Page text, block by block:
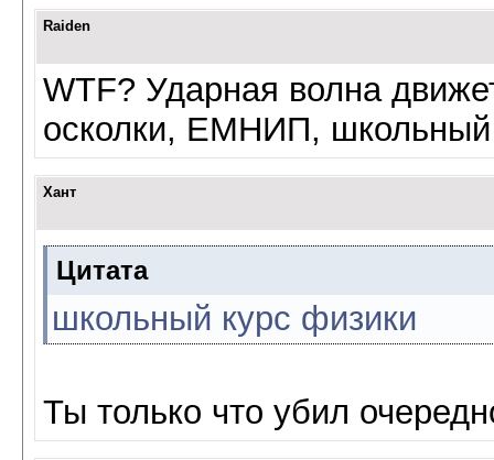
Raiden
WTF? Ударная волна
осколки, ЕМНИП, школьный
Хант
Цитата
школьный курс физики
Ты только что убил